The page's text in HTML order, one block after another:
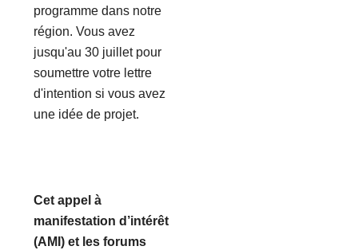
programme dans notre
région. Vous avez
jusqu'au 30 juillet pour
soumettre votre lettre
d'intention si vous avez
une idée de projet.
Cet appel à
manifestation d’intérêt
(AMI) et les forums